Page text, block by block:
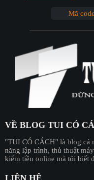
Mã
VỀ BLOG TUI CÓ
"︎TUI CÓ CÁCH" là blog cá
năng lập trình, thủ thuật
kiếm tiền online mà tôi biết
LIÊN HỆ